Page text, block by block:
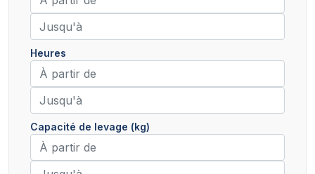
Heures
Capacité de levage (kg)